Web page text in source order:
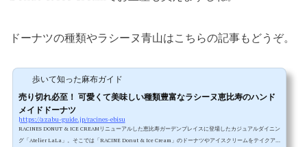
ドーナツの種類やラシーヌ青山はこちらの記事もどうぞ。
歩いて知った麻布ガイド
売り切れ必至！ 可愛くて美味しい種類豊富なラシーヌ恵比寿のハンド
メイドドーナツ
https://azabu-guide.jp/racines-ebisu
RACINES DONUT & ICE CREAMリニューアルした恵比寿ガーデンプレイスに登場したカジュアルダイニン
グ「Atelier LaLa」。そこでは「RACINE Donut & Ice Cream」のドーナツやアイスクリームをテイクア